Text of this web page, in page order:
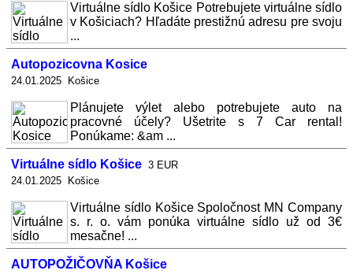
Virtuálne sídlo Košice Potrebujete virtuálne sídlo
v Košiciach? Hľadáte prestižnú adresu pre svoju
...
Autopozicovna Kosice
24.01.2025 Košice
Plánujete výlet alebo potrebujete auto na
pracovné účely? Ušetrite s 7 Car rental!
Ponúkame: &am ...
Virtuálne sídlo Košice 3 EUR
24.01.2025 Košice
Virtuálne sídlo Košice Spoločnost MN Company
s. r. o. vám ponúka virtuálne sídlo už od 3€
mesačne! ...
AUTOPOŽIČOVŇA Košice